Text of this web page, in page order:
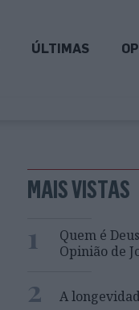
ÚLTIMAS
MAIS VISTAS
1
Quem é
Opinião de
2 A